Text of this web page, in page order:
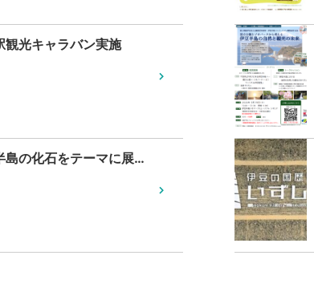
観光キャラバン実施
伊豆半島の化石をテーマに展示会及びワークショップを開催